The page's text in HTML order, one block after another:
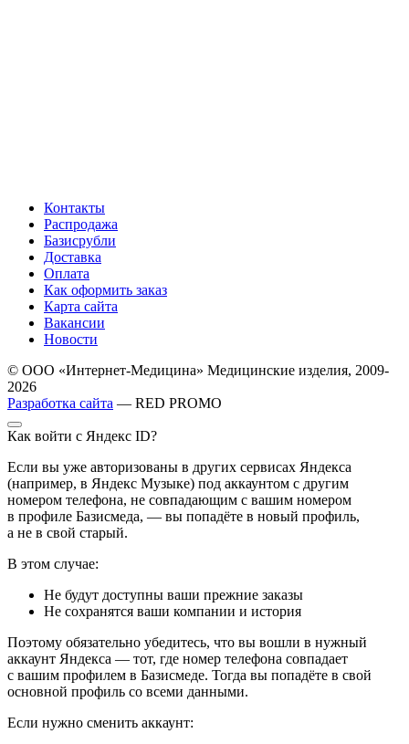
Контакты
Распродажа
Базисрубли
Доставка
Оплата
Как оформить заказ
Карта сайта
Вакансии
Новости
© ООО «Интернет-Медицина» Медицинские изделия, 2009-
2026
Разработка сайта — RED PROMO
Как войти с Яндекс ID?
Если вы уже авторизованы в других сервисах Яндекса
(например, в Яндекс Музыке) под аккаунтом с другим
номером телефона, не совпадающим с вашим номером
в профиле Базисмеда, — вы попадёте в новый профиль,
а не в свой старый.
В этом случае:
Не будут доступны ваши прежние заказы
Не сохранятся ваши компании и история
Поэтому обязательно убедитесь, что вы вошли в нужный
аккаунт Яндекса — тот, где номер телефона совпадает
с вашим профилем в Базисмеде. Тогда вы попадёте в свой
основной профиль со всеми данными.
Если нужно сменить аккаунт: